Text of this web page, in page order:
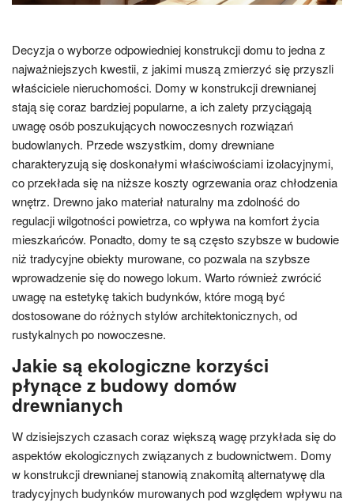
Decyzja o wyborze odpowiedniej konstrukcji domu to jedna z
najważniejszych kwestii, z jakimi muszą zmierzyć się przyszli
właściciele nieruchomości. Domy w konstrukcji drewnianej
stają się coraz bardziej popularne, a ich zalety przyciągają
uwagę osób poszukujących nowoczesnych rozwiązań
budowlanych. Przede wszystkim, domy drewniane
charakteryzują się doskonałymi właściwościami izolacyjnymi,
co przekłada się na niższe koszty ogrzewania oraz chłodzenia
wnętrz. Drewno jako materiał naturalny ma zdolność do
regulacji wilgotności powietrza, co wpływa na komfort życia
mieszkańców. Ponadto, domy te są często szybsze w budowie
niż tradycyjne obiekty murowane, co pozwala na szybsze
wprowadzenie się do nowego lokum. Warto również zwrócić
uwagę na estetykę takich budynków, które mogą być
dostosowane do różnych stylów architektonicznych, od
rustykalnych po nowoczesne.
Jakie są ekologiczne korzyści
płynące z budowy domów
drewnianych
W dzisiejszych czasach coraz większą wagę przykłada się do
aspektów ekologicznych związanych z budownictwem. Domy
w konstrukcji drewnianej stanowią znakomitą alternatywę dla
tradycyjnych budynków murowanych pod względem wpływu na